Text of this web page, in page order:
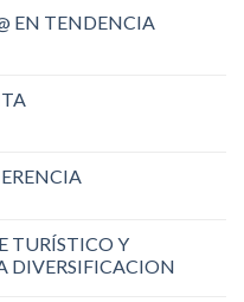
EN TENDENCIA
TURÍSTICO Y
DIVERSIFICACION